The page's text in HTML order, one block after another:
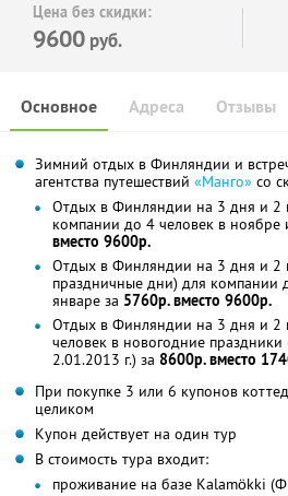
Цена без скидки:
9600 руб.
Основное Отзывы
Адреса
Зимний отдых в Финляндии и
агентства путешествий «Манго» со
Отдых в Финляндии на 3 дня и 2
компании до 4 человек в ноябре
вместо 9600р.
Отдых в Финляндии на 3 дня и 2
праздничные дни) для компании
январе за 5760р. вместо 9600р.
Отдых в Финляндии на 3 дня и 2
человек в новогодние праздники
2.01.2013 г.) за 8600р. вместо
При покупке 3 или 6 купонов
целиком
Купон действует на один тур
В стоимость тура входит:
проживание на базе Kalamökki